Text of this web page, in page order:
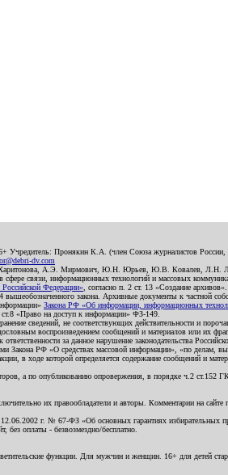
Учредитель: Пронякин К.А. (член Союза журналистов
dv.com
Харитонова, А.Э. Мирмович, Ю.Н. Юрьев, Ю.В. Ковалев,
связи, информационных технологий и массовых
Федерации» , согласно п. 2 ст. 13 «Создание
закона. Архивные документы к частной
Закона РФ «Об информации, информационных
ст.8 «Право на доступ к информации» ФЗ-149.
сведений, не соответствующих действительности и
воспроизведением сообщений и материалов или их
за данное нарушение законодательства
РФ «О средствах массовой информации», «по делам,
в ходе которой определяется содержание сообщений и
а по опубликованию опровержения, в порядке ч.2 ст.152
их правообладатели и авторы. Комментарии на
г. № 67-ФЗ «Об основных гарантиях избирательных
без оплаты - безвозмездно/бесплатно.
функции. Для мужчин и женщин. 16+ для детей